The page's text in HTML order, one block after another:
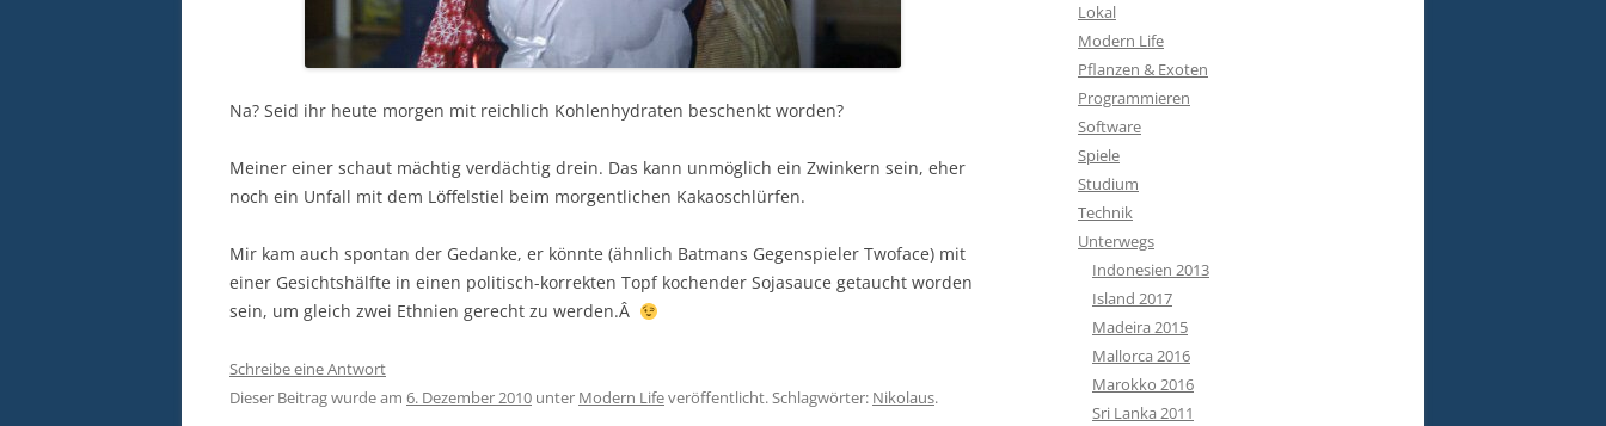
Na? Seid ihr heute morgen mit reichlich Kohlenhydraten beschenkt worden?
Meiner einer schaut mächtig verdächtig drein. Das kann unmöglich ein Zwinkern sein, eher
noch ein Unfall mit dem Löffelstiel beim morgentlichen Kakaoschlürfen.
Mir kam auch spontan der Gedanke, er könnte (ähnlich Batmans Gegenspieler Twoface) mit
einer Gesichtshälfte in einen politisch-korrekten Topf kochender Sojasauce getaucht worden
sein, um gleich zwei Ethnien gerecht zu werden.Â
Schreibe eine Antwort
Dieser Beitrag wurde am 6. Dezember 2010 unter Modern Lifeveröffentlicht. Schlagwörter: Nikolaus.
Lokal
Modern Life
Pflanzen & Exoten
Programmieren
Software
Spiele
Studium
Technik
Unterwegs
Indonesien 2013
Island 2017
Madeira 2015
Mallorca 2016
Marokko 2016
Sri Lanka 2011